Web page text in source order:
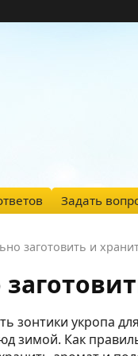
Задать
заготовить и
зонтики укропа
зимой. Как